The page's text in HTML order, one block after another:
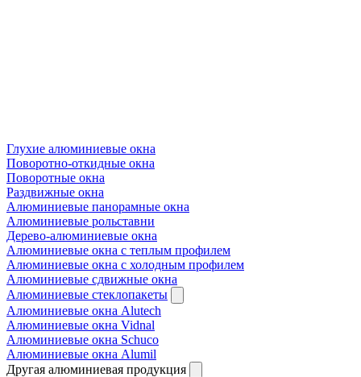
Глухие алюминиевые окна
Поворотно-откидные окна
Поворотные окна
Раздвижные окна
Алюминиевые панорамные окна
Алюминиевые рольставни
Дерево-алюминиевые окна
Алюминиевые окна с теплым профилем
Алюминиевые окна с холодным профилем
Алюминиевые сдвижные окна
Алюминиевые стеклопакеты
Алюминиевые окна Alutech
Алюминиевые окна Vidnal
Алюминиевые окна Schuco
Алюминиевые окна Alumil
Другая алюминиевая продукция